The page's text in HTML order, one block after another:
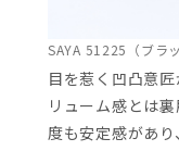
SAYA 51225（ブラッ
目を惹く凹凸意
リューム感とは
度も安定感があり